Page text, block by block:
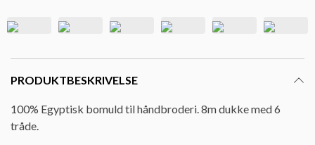
PRODUKTBESKRIVELSE
100% Egyptisk bomuld til håndbroderi. 8m dukke med 6
tråde.